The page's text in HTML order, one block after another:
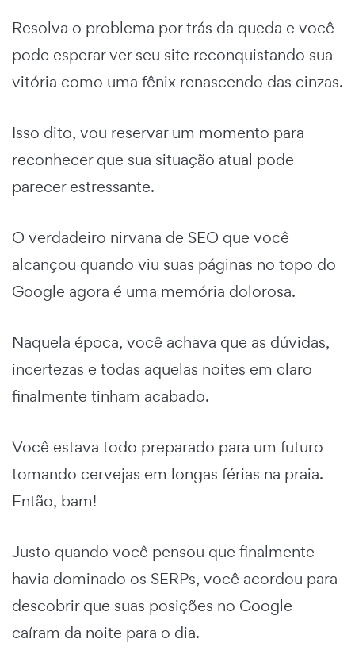
Resolva o problema por trás da queda e você
pode esperar ver seu site reconquistando sua
vitória como uma fênix renascendo das cinzas.
Isso dito, vou reservar um momento para
reconhecer que sua situação atual pode
parecer estressante.
O verdadeiro nirvana de SEO que você
alcançou quando viu suas páginas no topo do
Google agora é uma memória dolorosa.
Naquela época, você achava que as dúvidas,
incertezas e todas aquelas noites em claro
finalmente tinham acabado.
Você estava todo preparado para um futuro
tomando cervejas em longas férias na praia.
Então, bam!
Justo quando você pensou que finalmente
havia dominado os SERPs, você acordou para
descobrir que suas posições no Google
caíram da noite para o dia.